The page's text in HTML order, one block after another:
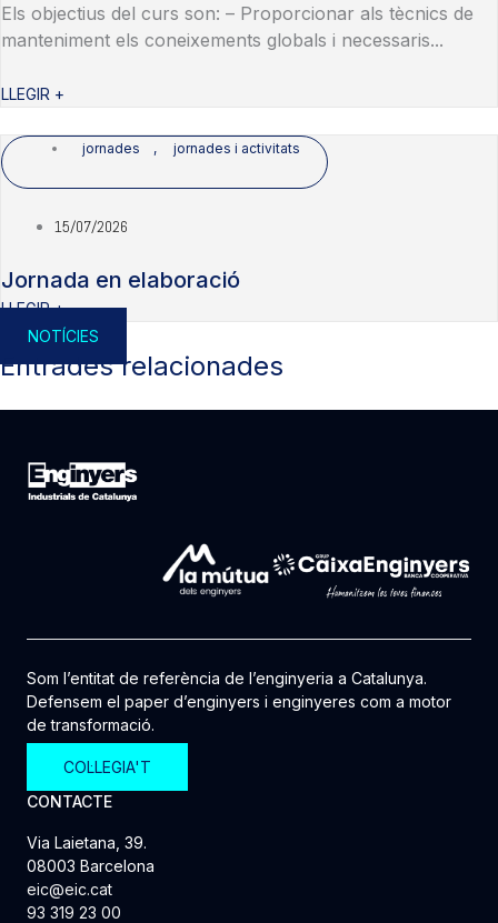
Els objectius del curs son: – Proporcionar als tècnics de
manteniment els coneixements globals i necessaris...
LLEGIR +
jornades , jornades i activitats
15/07/2026
Jornada en elaboració
LLEGIR +
NOTÍCIES
Entrades relacionades
Som l’entitat de referència de l’enginyeria a Catalunya.
Defensem el paper d’enginyers i enginyeres com a motor
de transformació.
COL·LEGIA'T
CONTACTE
Via Laietana, 39.
08003 Barcelona
eic@eic.cat
93 319 23 00